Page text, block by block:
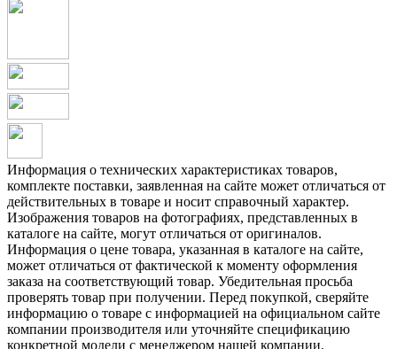
Информация о технических характеристиках товаров,
комплекте поставки, заявленная на сайте может отличаться от
действительных в товаре и носит справочный характер.
Изображения товаров на фотографиях, представленных в
каталоге на сайте, могут отличаться от оригиналов.
Информация о цене товара, указанная в каталоге на сайте,
может отличаться от фактической к моменту оформления
заказа на соответствующий товар. Убедительная просьба
проверять товар при получении. Перед покупкой, сверяйте
информацию о товаре с информацией на официальном сайте
компании производителя или уточняйте спецификацию
конкретной модели с менеджером нашей компании.